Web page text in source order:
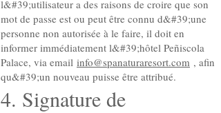
l&#39;utilisateur a des raisons de croire que son
mot de passe est ou peut être connu d&#39;une
personne non autorisée à le faire, il doit en
informer immédiatement l&#39;hôtel Peñiscola
Palace, via email info@spanaturaresort.com , afin
qu&#39;un nouveau puisse être attribué.
4. Signature de